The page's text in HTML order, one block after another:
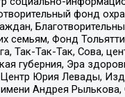
фонд
семьям, Фонд
Так-Так-Так, Сова,
губерния, Эра
Юрия Левады,
Андрея